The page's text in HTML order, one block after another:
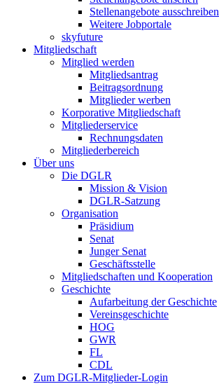
Stellenangebote ausschreiben
Weitere Jobportale
skyfuture
Mitgliedschaft
Mitglied werden
Mitgliedsantrag
Beitragsordnung
Mitglieder werben
Korporative Mitgliedschaft
Mitgliederservice
Rechnungsdaten
Mitgliederbereich
Über uns
Die DGLR
Mission & Vision
DGLR-Satzung
Organisation
Präsidium
Senat
Junger Senat
Geschäftsstelle
Mitgliedschaften und Kooperation
Geschichte
Aufarbeitung der Geschichte
Vereinsgeschichte
HOG
GWR
FL
CDL
Zum DGLR-Mitglieder-Login